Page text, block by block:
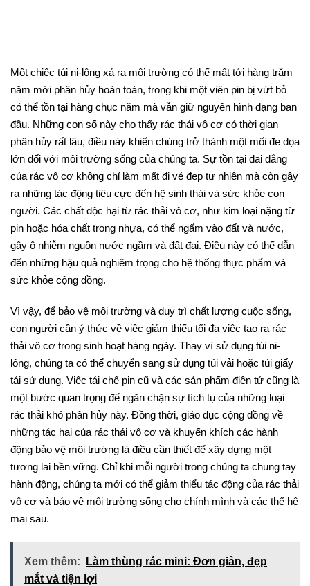
Một chiếc túi ni-lông xả ra môi trường có thể mất tới hàng trăm
năm mới phân hủy hoàn toàn, trong khi một viên pin bị vứt bỏ
có thể tồn tại hàng chục năm mà vẫn giữ nguyên hình dạng ban
đầu. Những con số này cho thấy rác thải vô cơ có thời gian
phân hủy rất lâu, điều này khiến chúng trở thành một mối đe dọa
lớn đối với môi trường sống của chúng ta. Sự tồn tại dai dẳng
của rác vô cơ không chỉ làm mất đi vẻ đẹp tự nhiên mà còn gây
ra những tác động tiêu cực đến hệ sinh thái và sức khỏe con
người. Các chất độc hại từ rác thải vô cơ, như kim loại nặng từ
pin hoặc hóa chất trong nhựa, có thể ngấm vào đất và nước,
gây ô nhiễm nguồn nước ngầm và đất đai. Điều này có thể dẫn
đến những hậu quả nghiêm trọng cho hệ thống thực phẩm và
sức khỏe cộng đồng.
Vì vậy, để bảo vệ môi trường và duy trì chất lượng cuộc sống,
con người cần ý thức về việc giảm thiểu tối đa việc tạo ra rác
thải vô cơ trong sinh hoạt hàng ngày. Thay vì sử dụng túi ni-
lông, chúng ta có thể chuyển sang sử dụng túi vải hoặc túi giấy
tái sử dụng. Việc tái chế pin cũ và các sản phẩm điện tử cũng là
một bước quan trọng để ngăn chặn sự tích tụ của những loại
rác thải khó phân hủy này. Đồng thời, giáo dục cộng đồng về
những tác hại của rác thải vô cơ và khuyến khích các hành
động bảo vệ môi trường là điều cần thiết để xây dựng một
tương lai bền vững. Chỉ khi mỗi người trong chúng ta chung tay
hành động, chúng ta mới có thể giảm thiểu tác động của rác thải
vô cơ và bảo vệ môi trường sống cho chính mình và các thế hệ
mai sau.
Xem thêm:
Làm thùng rác mini: Đơn giản, đẹp
mắt và tiện lợi